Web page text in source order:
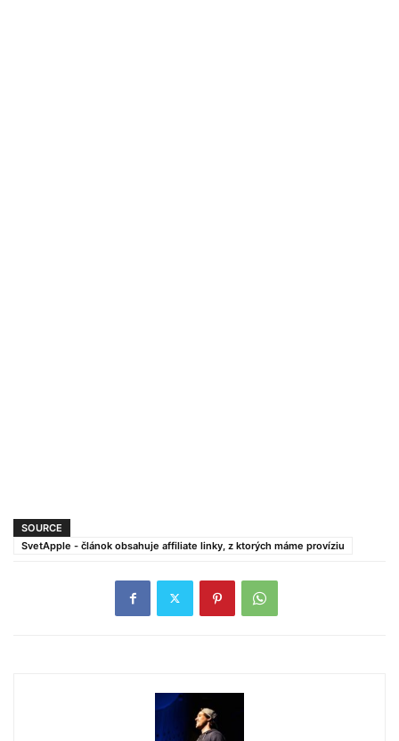
SOURCE
SvetApple - článok obsahuje affiliate linky, z ktorých máme províziu